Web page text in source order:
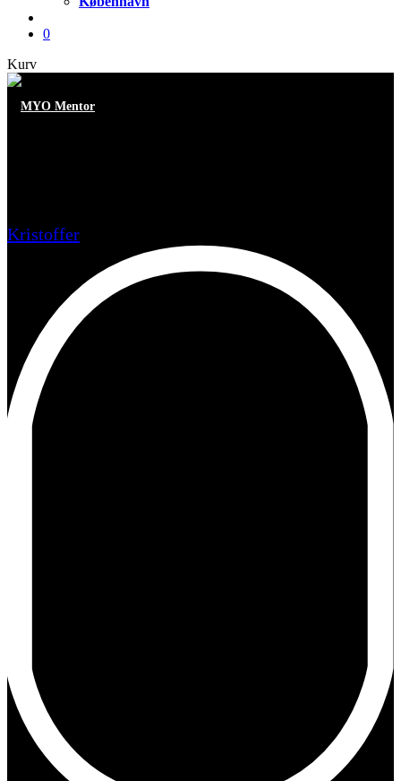
0
KurvClose
MYO Mentor
Kristoffer